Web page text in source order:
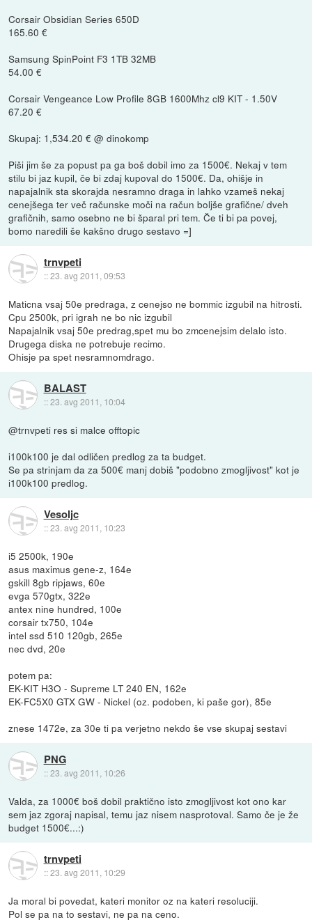
Corsair Obsidian Series 650D
165.60 €
Samsung SpinPoint F3 1TB 32MB
54.00 €
Corsair Vengeance Low Profile 8GB 1600Mhz cl9 KIT - 1.50V
67.20 €
Skupaj: 1,534.20 € @ dinokomp
Piši jim še za popust pa ga boš dobil imo za 1500€. Nekaj v tem
stilu bi jaz kupil, če bi zdaj kupoval do 1500€. Da, ohišje in
napajalnik sta skorajda nesramno draga in lahko vzameš nekaj
cenejšega ter več računske moči na račun boljše grafične/ dveh
grafičnih, samo osebno ne bi šparal pri tem. Če ti bi pa povej,
bomo naredili še kakšno drugo sestavo =]
trnvpeti
::23. avg 2011, 09:53
Maticna vsaj 50e predraga, z cenejso ne bommic izgubil na hitrosti.
Cpu 2500k, pri igrah ne bo nic izgubil
Napajalnik vsaj 50e predrag,spet mu bo zmcenejsim delalo isto.
Drugega diska ne potrebuje recimo.
Ohisje pa spet nesramnomdrago.
BALAST
::23. avg 2011, 10:04
@trnvpeti res si malce offtopic
i100k100 je dal odličen predlog za ta budget.
Se pa strinjam da za 500€ manj dobiš "podobno zmogljivost" kot je
i100k100 predlog.
Vesoljc
::23. avg 2011, 10:23
i5 2500k, 190e
asus maximus gene-z, 164e
gskill 8gb ripjaws, 60e
evga 570gtx, 322e
antex nine hundred, 100e
corsair tx750, 104e
intel ssd 510 120gb, 265e
nec dvd, 20e
potem pa:
EK-KIT H3O - Supreme LT 240 EN, 162e
EK-FC5X0 GTX GW - Nickel (oz. podoben, ki paše gor), 85e
znese 1472e, za 30e ti pa verjetno nekdo še vse skupaj sestavi
PNG
::23. avg 2011, 10:26
Valda, za 1000€ boš dobil praktično isto zmogljivost kot ono kar
sem jaz zgoraj napisal, temu jaz nisem nasprotoval. Samo če je že
budget 1500€...:)
trnvpeti
::23. avg 2011, 10:29
Ja moral bi povedat, kateri monitor oz na kateri resoluciji.
Pol se pa na to sestavi, ne pa na ceno.